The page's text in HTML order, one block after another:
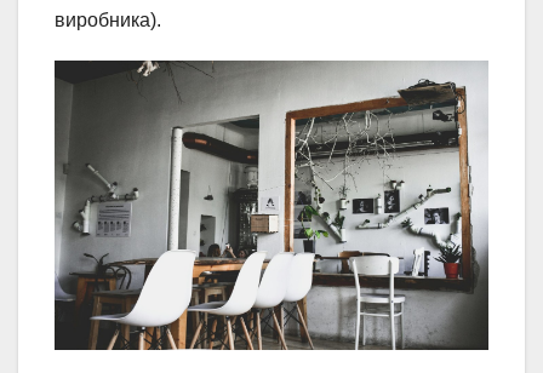
виробника).